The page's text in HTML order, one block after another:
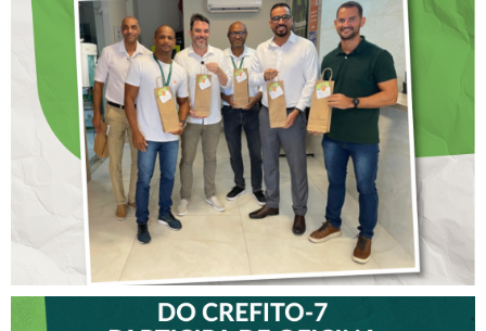
DIA DOS PAIS É
ANTECIPADO PARA
COLABORADORES DO
CREFITO-7